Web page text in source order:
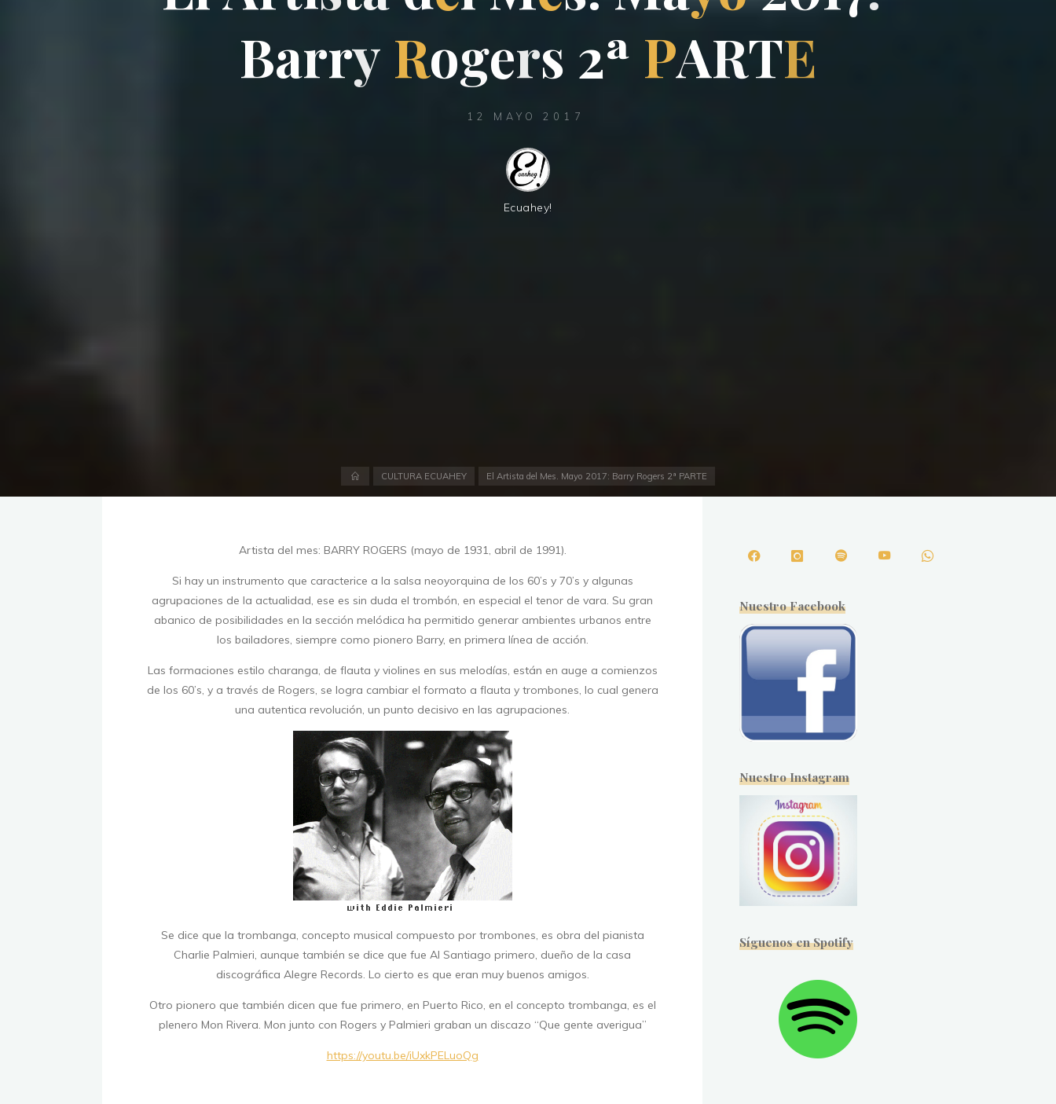
Barry Rogers 2ª PARTE
12 MAYO 2017
Ecuahey!
InicioCULTURA ECUAHEY El Artista del Mes. Mayo 2017: Barry Rogers 2ª PARTE
Artista del mes: BARRY ROGERS (mayo de 1931, abril de 1991).
Si hay un instrumento que caracterice a la salsa neoyorquina de los 60’s y 70’s y algunas
agrupaciones de la actualidad, ese es sin duda el trombón, en especial el tenor de vara. Su gran
abanico de posibilidades en la sección melódica ha permitido generar ambientes urbanos entre
los bailadores, siempre como pionero Barry, en primera línea de acción.
Las formaciones estilo charanga, de flauta y violines en sus melodías, están en auge a comienzos
de los 60’s, y a través de Rogers, se logra cambiar el formato a flauta y trombones, lo cual genera
una autentica revolución, un punto decisivo en las agrupaciones.
Se dice que la trombanga, concepto musical compuesto por trombones, es obra del pianista
Charlie Palmieri, aunque también se dice que fue Al Santiago primero, dueño de la casa
discográfica Alegre Records. Lo cierto es que eran muy buenos amigos.
Otro pionero que también dicen que fue primero, en Puerto Rico, en el concepto trombanga, es el
plenero Mon Rivera. Mon junto con Rogers y Palmieri graban un discazo “Que gente averigua”
https://youtu.be/iUxkPELuoQg
Nuestro Facebook
Nuestro Instagram
Síguenos en Spotify